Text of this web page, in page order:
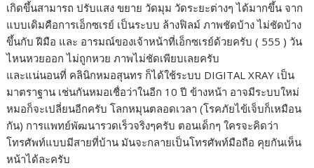
เกิดขึ้นสามารถ ปรับแสง ขยาย วัดมุม วัดระยะต่างๆ ได้มากขึ้น จาก
แบบเดิมคือการเอ็กซเรย์ เป็นระบบ ล้างฟิลม์ ภาพชัดบ้าง ไม่ชัดบ้าง
ขึ้นกับ ฝีมือ และ อารมณ์ของเจ้าหน้าที่เอ็กซเรย์ด้วยครับ ( 555 ) วัน
ไหนหวยออก ไม่ถูกหวย ภาพไม่ชัดเพียบเลยครับ
และแน่นอนที่ คลินิกหมอสุนทร ก็ได้ใช้ระบบ DIGITAL XRAY เป็น
มาตราฐาน เช่นกันหมอเชื่อว่าในอีก 10 ปี ข้างหน้า อาจมีระบบใหม่
หมอก็จะเปลี่ยนอีกครับ โลกหมุนตลอดเวลา (โรคภัยไข้เจ็บก็เหมือน
กัน) การแพทย์พัฒนารวดเร็วจริงๆครับ ตอนเด็กๆ ใครจะคิดว่า
โทรศัพท์แบบมีสายที่บ้าน มันจะกลายเป็นโทรศัพท์มือถือ คุยกันเห็น
หน้าได้ละครับ